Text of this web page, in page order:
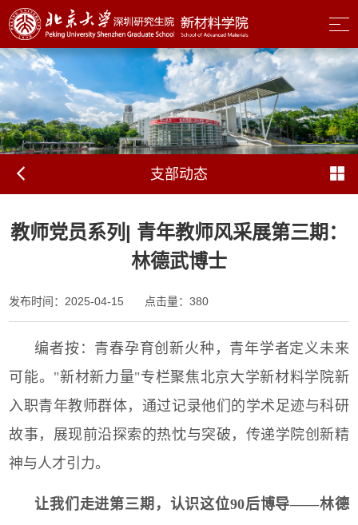
支部动态
教师党员系列| 青年教师风采展第三期：
林德武博士
发布时间：2025-04-15 点击量：380
编者按：青春孕育创新火种，青年学者定义未来
可能。 "新材新力量"专栏聚焦北京大学新材料学院新
入职青年教师群体，通过记录他们的学术足迹与科研
故事，展现前沿探索的热忱与突破，传递学院创新精
神与人才引力。
让我们走进第三期，认识这位90后博导——林德